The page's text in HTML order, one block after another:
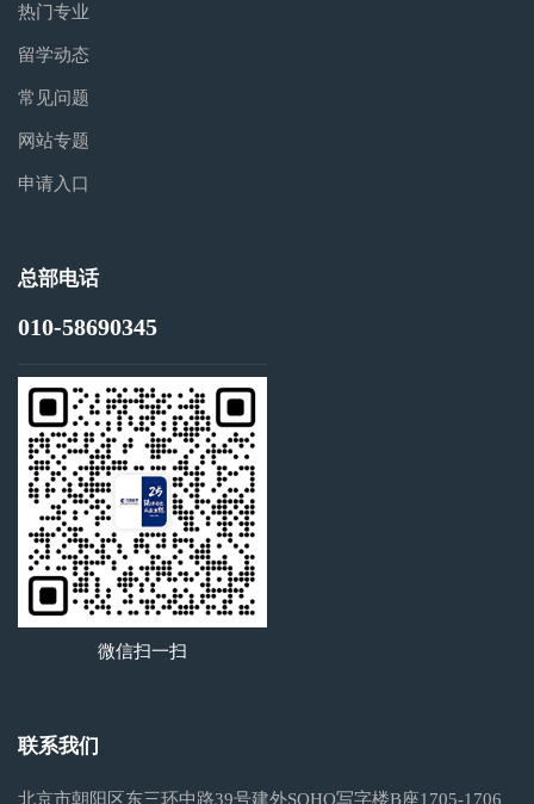
热门专业
留学动态
常见问题
网站专题
申请入口
总部电话
010-58690345
微信扫一扫
联系我们
北京市朝阳区东三环中路39号建外SOHO写字楼B座1705-1706